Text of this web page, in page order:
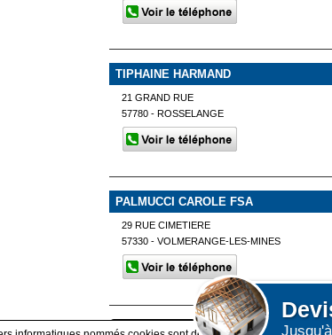
TIPHAINE HARMAND
21 GRAND RUE
57780 - ROSSELANGE
PALMUCCI CAROLE FSA
29 RUE CIMETIERE
57330 - VOLMERANGE-LES-MINES